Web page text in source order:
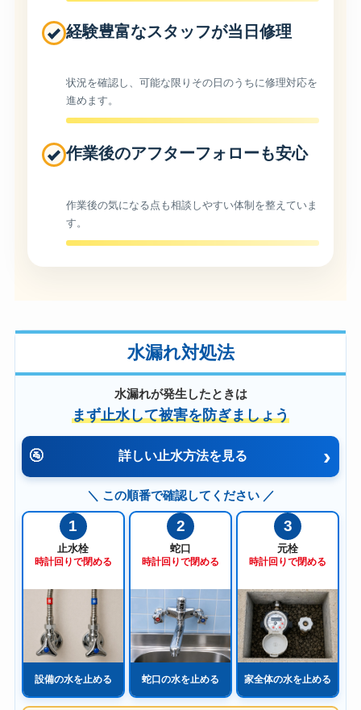
経験豊富なスタッフが当日修理
状況を確認し、可能な限りその日のうちに修理対応を
進めます。
作業後のアフターフォローも安心
作業後の気になる点も相談しやすい体制を整えていま
す。
水漏れ対処法
水漏れが発生したときは
まず止水して被害を防ぎましょう
🚰 詳しい止水方法を見る ›
＼ この順番で確認してください ／
1
止水栓
時計回りで閉める
設備の水を止める
2
蛇口
時計回りで閉める
蛇口の水を止める
3
元栓
時計回りで閉める
家全体の水を止める